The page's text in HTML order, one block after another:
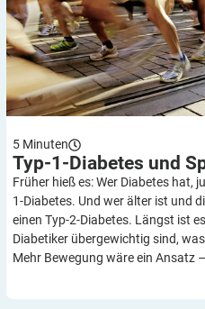
5 Minuten
Typ-1-Diabetes und
Früher hieß es: Wer Diabetes hat,
1-Diabetes. Und wer älter ist und
einen Typ-2-Diabetes. Längst ist
Diabetiker übergewichtig sind,
Mehr Bewegung wäre ein Ansatz